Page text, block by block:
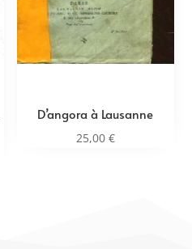
D’angora à Lausanne
25,00 €